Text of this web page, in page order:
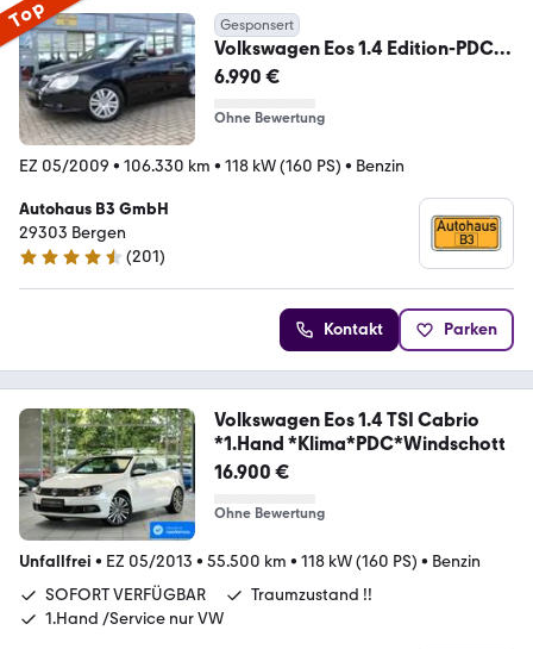
Top Gesponsert
Volkswagen Eos 1.4 Edition-PDC-
GRA-Leder-Navi
6.990 €
Ohne Bewertung
EZ 05/2009 • 106.330 km • 118 kW (160 PS) • Benzin
Autohaus B3 GmbH
29303 Bergen
4.6 Sterne
(201)
Kontakt Parken
Volkswagen Eos 1.4 TSI Cabrio
*1.Hand *Klima*PDC*Windschott
16.900 €
Ohne Bewertung
Unfallfrei • EZ 05/2013 • 55.500 km • 118 kW (160 PS) • Benzin
SOFORT VERFÜGBAR
Traumzustand !!
1.Hand /Service nur VW